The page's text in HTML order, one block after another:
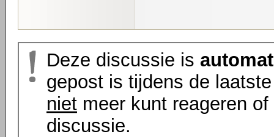
Deze discussie is
gepost is tijdens de
niet meer kunt reageren
discussie.